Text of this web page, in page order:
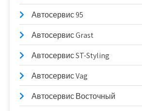
Автосервис 95
Автосервис Grast
Автосервис ST-Styling
Автосервис Vag
Автосервис Восточный